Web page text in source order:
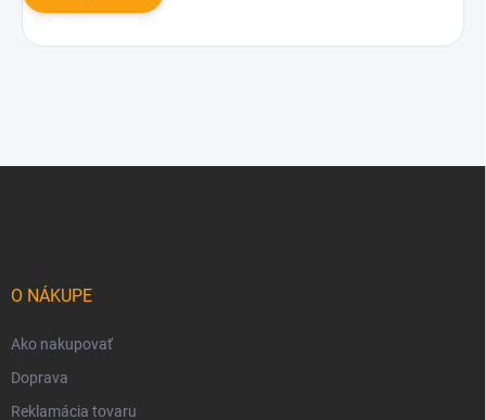
O NÁKUPE
Ako nakupovať
Doprava
Reklamácia tovaru